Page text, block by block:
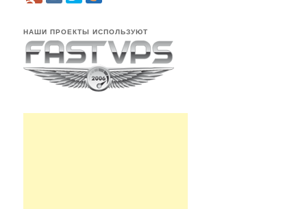
НАШИ ПРОЕКТЫ ИСПОЛЬЗУЮТ